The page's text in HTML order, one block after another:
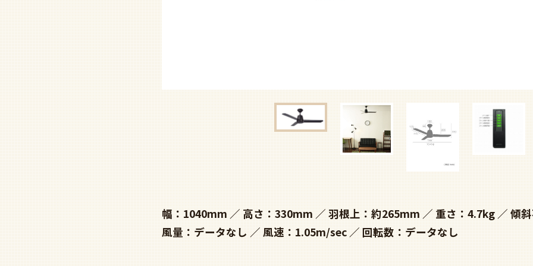
幅：1040mm 高さ：330mm 羽根上：約265mm 重さ：4.7kg
傾
風量：データなし
風速：1.05m/sec 回転数：データなし